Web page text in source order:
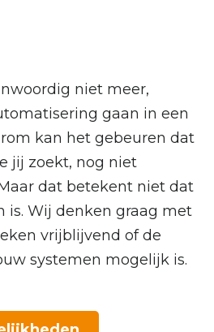
niet meer,
gaan in een
kan het gebeuren dat
jij zoekt, nog niet
dat betekent niet dat
is. Wij denken graag met
vrijblijvend of de
systemen mogelijk is.